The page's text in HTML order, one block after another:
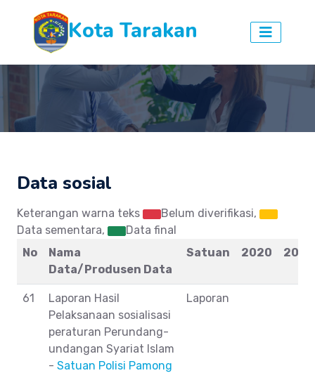
Kota Tarakan
Data sosial
Keterangan warna teks
Belum diverifikasi,
Data sementara,
Data final
No
Nama
Data/Produsen Data
Satuan 2020 2021
61
Laporan Hasil
Pelaksanaan sosialisasi
peraturan Perundang-
undangan Syariat Islam
- Satuan Polisi Pamong
Laporan